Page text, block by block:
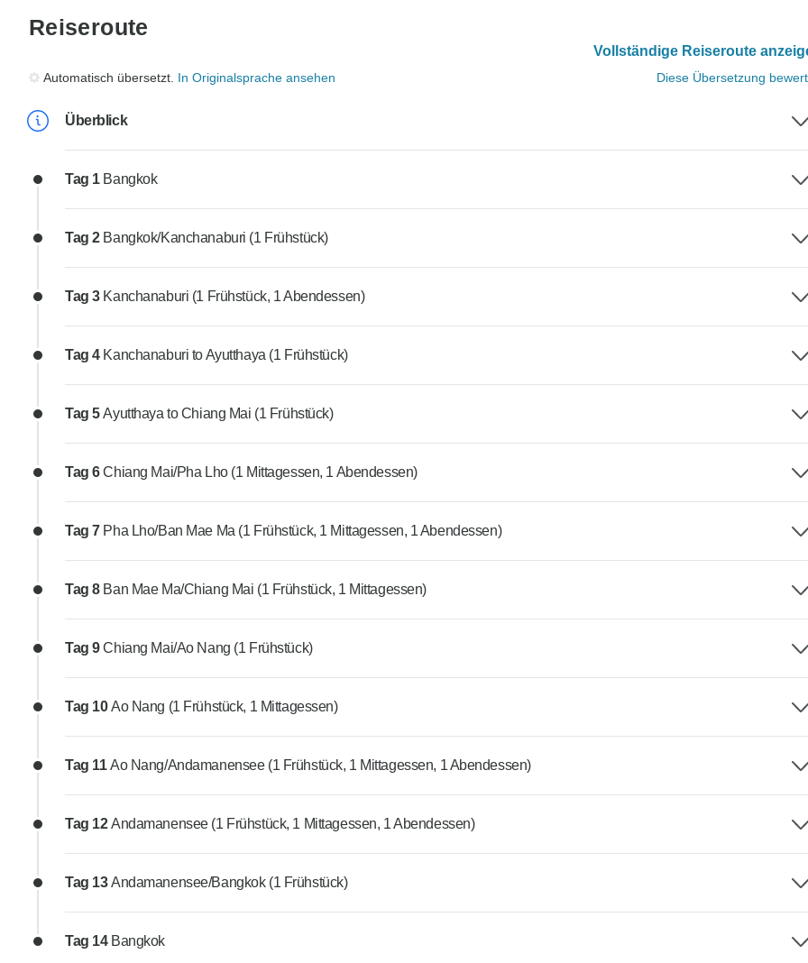
Reiseroute
Vollständige Reiseroute
Automatisch übersetzt. In Originalsprache ansehen Diese Übersetzung
Überblick
Tag 1 Bangkok
Tag 2 Bangkok/Kanchanaburi (1 Frühstück)
Tag 3 Kanchanaburi (1 Frühstück, 1 Abendessen)
Tag 4 Kanchanaburi to Ayutthaya (1 Frühstück)
Tag 5Ayutthaya to Chiang Mai (1 Frühstück)
Tag 6Chiang Mai/Pha Lho (1 Mittagessen, 1 Abendessen)
Tag 7 Pha Lho/Ban Mae Ma (1 Frühstück, 1 Mittagessen, 1 Abendessen)
Tag 8 Ban Mae Ma/Chiang Mai (1 Frühstück, 1 Mittagessen)
Tag 9Chiang Mai/Ao Nang (1 Frühstück)
Tag 10Ao Nang (1 Frühstück, 1 Mittagessen)
Tag 11Ao Nang/Andamanensee (1 Frühstück, 1 Mittagessen, 1 Abendessen)
Tag 12Andamanensee (1 Frühstück, 1 Mittagessen, 1 Abendessen)
Tag 13Andamanensee/Bangkok (1 Frühstück)
Tag 14 Bangkok